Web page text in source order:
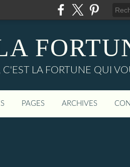
LA FORTUNE QUI
PAGES ARCHIVES